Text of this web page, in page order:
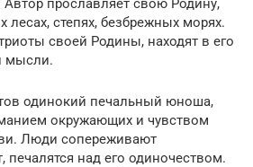
лесах, степях, безбрежных морях.
своей Родины, находят в его
мысли.
одинокий печальный юноша,
окружающих и чувством
Люди сопереживают
над его одиночеством.